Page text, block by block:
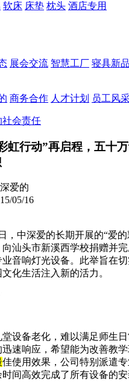
软床 床垫 枕头 酒店专用
展会交流 智慧工厂 寝具新品
商务合作 人才计划 员工风
社会责任
虹行动”再启程，五十
爱的
05/16
，中深爱的长期开展的“爱
向汕头市新溪西学校捐赠并
音响灯光设备。此举旨在
化生活注入新的活力。
设备老化，难以满足师生
迅速响应，希望能为改善教
佳使用效果，公司特别派遣
间高效完成了所有设备的安